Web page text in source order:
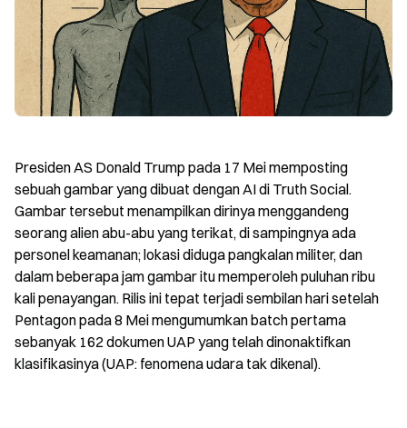
Presiden AS Donald Trump pada 17 Mei memposting
sebuah gambar yang dibuat dengan AI di Truth Social.
Gambar tersebut menampilkan dirinya menggandeng
seorang alien abu-abu yang terikat, di sampingnya ada
personel keamanan; lokasi diduga pangkalan militer, dan
dalam beberapa jam gambar itu memperoleh puluhan ribu
kali penayangan. Rilis ini tepat terjadi sembilan hari setelah
Pentagon pada 8 Mei mengumumkan batch pertama
sebanyak 162 dokumen UAP yang telah dinonaktifkan
klasifikasinya (UAP: fenomena udara tak dikenal).